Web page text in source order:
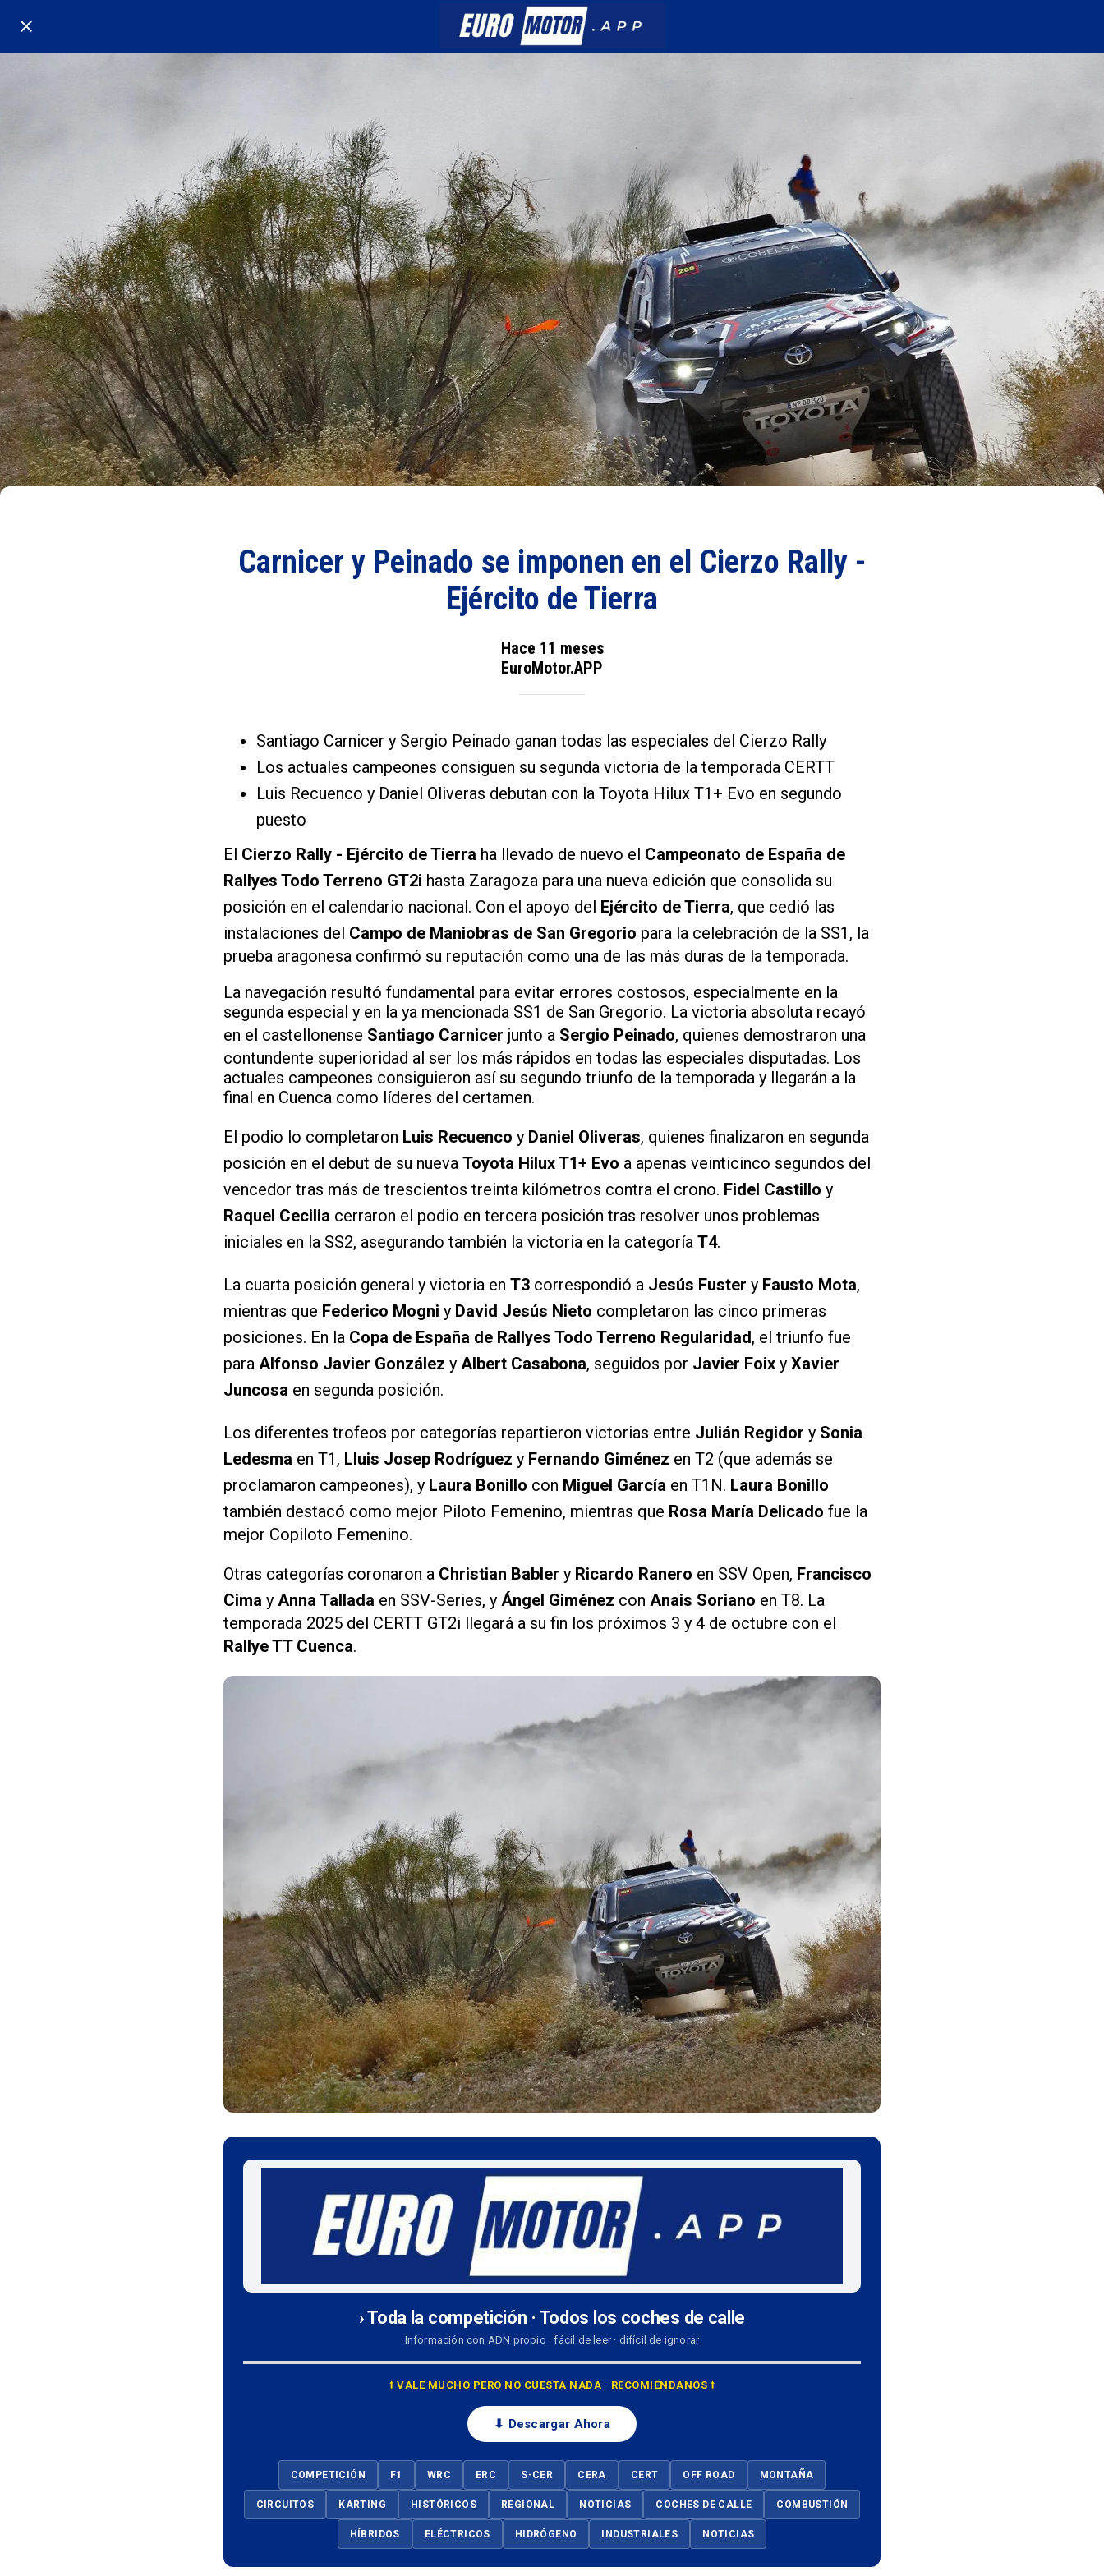
Carnicer y Peinado se imponen en el Cierzo Rally -
Ejército de Tierra
Hace 11 meses
EuroMotor.APP
Santiago Carnicer y Sergio Peinado ganan todas las especiales del Cierzo Rally
Los actuales campeones consiguen su segunda victoria de la temporada CERTT
Luis Recuenco y Daniel Oliveras debutan con la Toyota Hilux T1+ Evo en segundo
puesto
El Cierzo Rally - Ejército de Tierra ha llevado de nuevo el Campeonato de España de
Rallyes Todo Terreno GT2i hasta Zaragoza para una nueva edición que consolida su
posición en el calendario nacional. Con el apoyo del Ejército de Tierra, que cedió las
instalaciones del Campo de Maniobras de San Gregorio para la celebración de la SS1, la
prueba aragonesa confirmó su reputación como una de las más duras de la temporada.
La navegación resultó fundamental para evitar errores costosos, especialmente en la
segunda especial y en la ya mencionada SS1 de San Gregorio. La victoria absoluta recayó
en el castellonense Santiago Carnicer junto a Sergio Peinado, quienes demostraron una
contundente superioridad al ser los más rápidos en todas las especiales disputadas. Los
actuales campeones consiguieron así su segundo triunfo de la temporada y llegarán a la
final en Cuenca como líderes del certamen.
El podio lo completaron Luis Recuenco y Daniel Oliveras, quienes finalizaron en segunda
posición en el debut de su nueva Toyota Hilux T1+ Evo a apenas veinticinco segundos del
vencedor tras más de trescientos treinta kilómetros contra el crono. Fidel Castillo y
Raquel Cecilia cerraron el podio en tercera posición tras resolver unos problemas
iniciales en la SS2, asegurando también la victoria en la categoría T4.
La cuarta posición general y victoria en T3 correspondió a Jesús Fuster y Fausto Mota,
mientras que Federico Mogni y David Jesús Nieto completaron las cinco primeras
posiciones. En la Copa de España de Rallyes Todo Terreno Regularidad, el triunfo fue
para Alfonso Javier González y Albert Casabona, seguidos por Javier Foix y Xavier
Juncosa en segunda posición.
Los diferentes trofeos por categorías repartieron victorias entre Julián Regidor y Sonia
Ledesma en T1, Lluis Josep Rodríguez y Fernando Giménez en T2 (que además se
proclamaron campeones), y Laura Bonillo con Miguel García en T1N. Laura Bonillo
también destacó como mejor Piloto Femenino, mientras que Rosa María Delicado fue la
mejor Copiloto Femenino.
Otras categorías coronaron a Christian Babler y Ricardo Ranero en SSV Open, Francisco
Cima y Anna Tallada en SSV-Series, y Ángel Giménez con Anais Soriano en T8. La
temporada 2025 del CERTT GT2i llegará a su fin los próximos 3 y 4 de octubre con el
Rallye TT Cuenca.
› Toda la competición · Todos los coches de calle
Información con ADN propio · fácil de leer · difícil de ignorar
⭡ VALE MUCHO PERO NO CUESTA NADA · RECOMIÉNDANOS ⭡
⬇ Descargar Ahora
COMPETICIÓN F1 WRC ERC S-CER CERA CERT OFF ROAD MONTAÑA
CIRCUITOS KARTING HISTÓRICOS REGIONAL NOTICIAS COCHES DE CALLE COMBUSTIÓN
HÍBRIDOS ELÉCTRICOS HIDRÓGENO INDUSTRIALES NOTICIAS